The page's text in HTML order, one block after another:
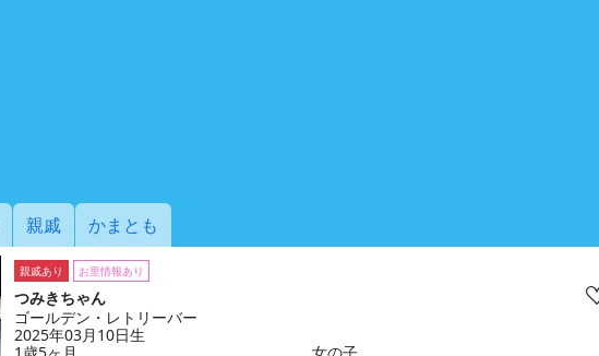
親戚 かまとも
親戚あり お里情報あり
つみきちゃん
ゴールデン・レトリーバー
2025年03月10日生
1歳5ヶ月
女の子